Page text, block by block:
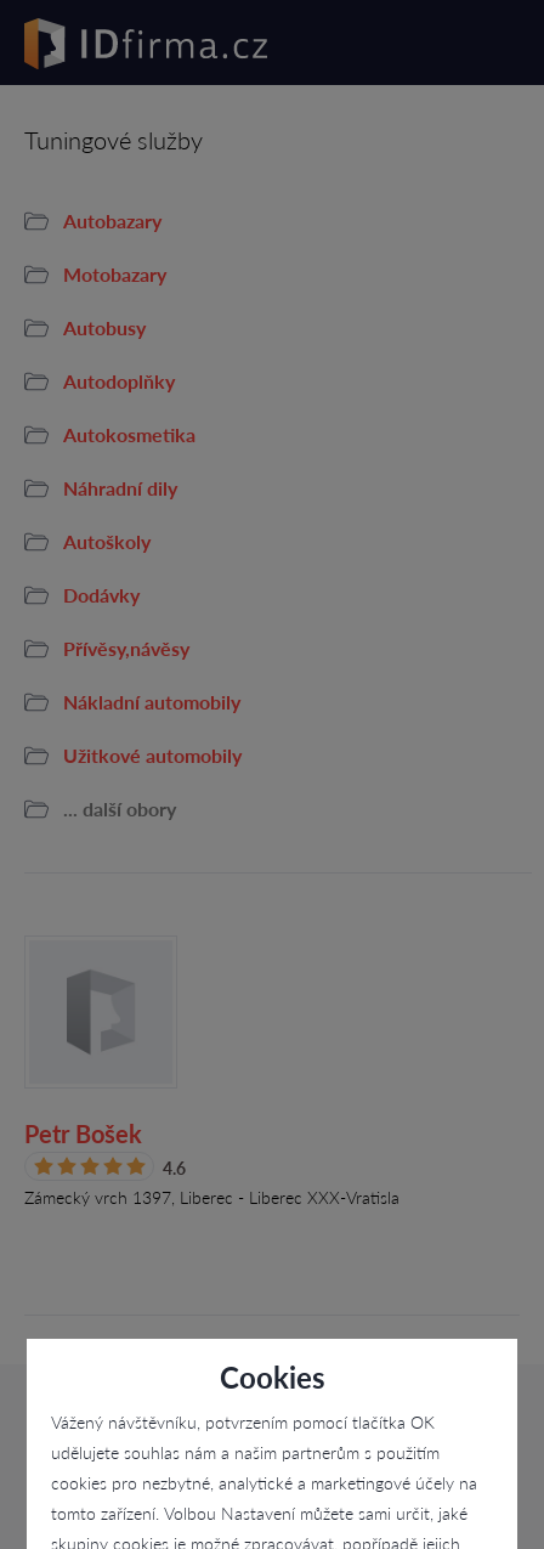
Cookies
Vážený návštěvníku, potvrzením pomocí tlačítka OK
udělujete souhlas nám a našim partnerům s použitím
cookies pro nezbytné, analytické a marketingové účely na
tomto zařízení. Volbou Nastavení můžete sami určit, jaké
skupiny cookies je možné zpracovávat, popřípadě jejich
Tuningové služby
Autobazary
Motobazary
Autobusy
Autodoplňky
Autokosmetika
Náhradní dily
Autoškoly
Dodávky
Přívěsy,návěsy
Nákladní automobily
Užitkové automobily
... další obory
Petr Bošek
4.6
Zámecký vrch 1397, Liberec - Liberec XXX-Vratisla